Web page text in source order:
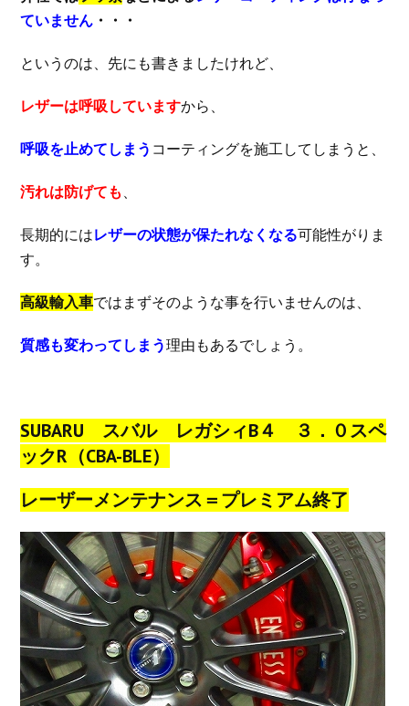
ていません ・・・
というのは、先にも書きましたけれど、
レザーは呼吸していますから、
呼吸を止めてしまう コーティングを施工してしまうと、
汚れは防げても 、
長期的にはレザーの状態が保たれなくなる可能性がりま
す。
高級輸入車ではまずそのような事を行いませんのは、
質感も変わってしまう理由もあるでしょう。
SUBARU スバル レガシィB４ ３．０スペ
ックR（CBA-BLE）
レーザーメンテナンス＝プレミアム終了